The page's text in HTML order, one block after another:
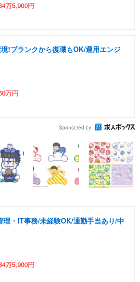
万5,900円
!ブランクから復職もOK/運用エンジ
万円
Sponsored by
理・IT事務/未経験OK/通勤手当あり/中
万5,900円